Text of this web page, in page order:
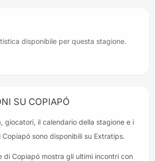
disponibile per questa stagione.
SU COPIAPÓ
giocatori, il calendario della stagione e i
sono disponibili su Extratips.
di Copiapó mostra gli ultimi incontri con